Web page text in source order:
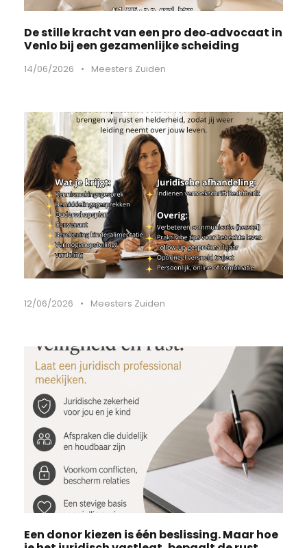
De stille kracht van een pro deo‑advocaat in
Venlo bij een gezamenlijke scheiding
14/06/2026 • Meesters Zuiden
12/06/2026 • Meesters Zuiden
Een donor kiezen is één beslissing. Maar hoe